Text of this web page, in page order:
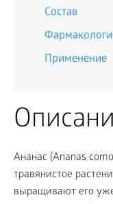
Состав
Применение
Ананас (Ananas
травянистое
выращивают его